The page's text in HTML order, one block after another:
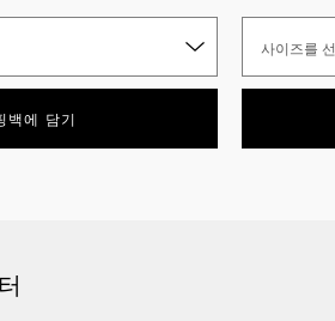
백에 담기
사이즈를